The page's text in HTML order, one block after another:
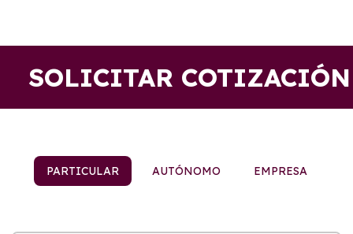
SOLICITAR COTIZACIÓN
PARTICULAR AUTÓNOMO EMPRESA